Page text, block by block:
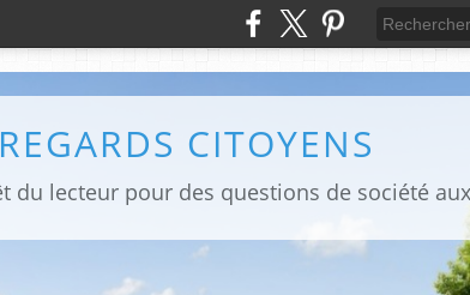
REGARDS CITOYENS